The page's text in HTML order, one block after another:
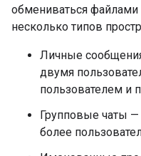
обмениваться файлами
несколько типов
Личные
двумя
пользователем и
Групповые чаты
более